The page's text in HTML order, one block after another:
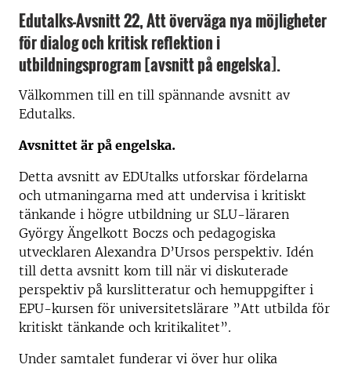
Edutalks-Avsnitt 22, Att överväga nya möjligheter
för dialog och kritisk reflektion i
utbildningsprogram [avsnitt på engelska].
Välkommen till en till spännande avsnitt av
Edutalks.
Avsnittet är på engelska.
Detta avsnitt av EDUtalks utforskar fördelarna
och utmaningarna med att undervisa i kritiskt
tänkande i högre utbildning ur SLU-läraren
György Ängelkott Boczs och pedagogiska
utvecklaren Alexandra D’Ursos perspektiv. Idén
till detta avsnitt kom till när vi diskuterade
perspektiv på kurslitteratur och hemuppgifter i
EPU-kursen för universitetslärare ”Att utbilda för
kritiskt tänkande och kritikalitet”.
Under samtalet funderar vi över hur olika